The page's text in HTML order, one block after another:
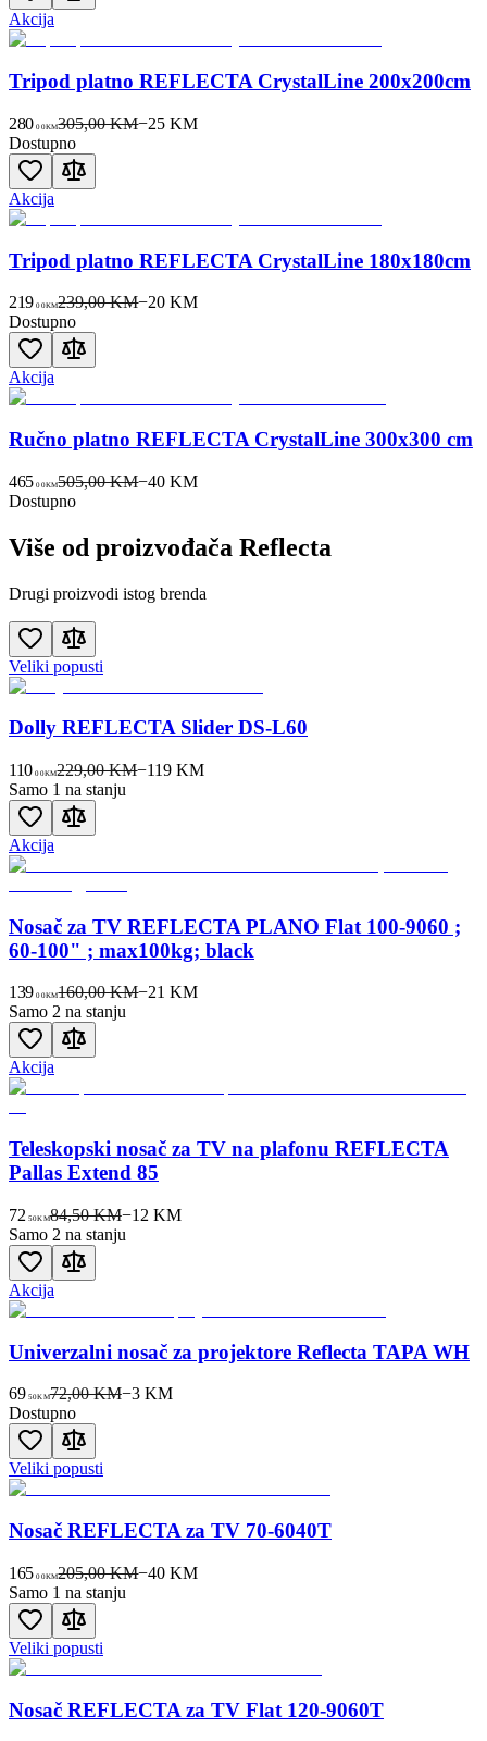
Akcija
Tripod platno REFLECTA CrystalLine 200x200cm
280 00KM305,00 KM−25 KM
Dostupno
Akcija
Tripod platno REFLECTA CrystalLine 180x180cm
219 00KM239,00 KM−20 KM
Dostupno
Akcija
Ručno platno REFLECTA CrystalLine 300x300 cm
465 00KM505,00 KM−40 KM
Dostupno
Više od proizvođača Reflecta
Drugi proizvodi istog brenda
Veliki popusti
Dolly REFLECTA Slider DS-L60
110 00KM229,00 KM−119 KM
Samo 1 na stanju
Akcija
Nosač za TV REFLECTA PLANO Flat 100-9060 ;
60-100" ; max100kg; black
139 00KM160,00 KM−21 KM
Samo 2 na stanju
Akcija
Teleskopski nosač za TV na plafonu REFLECTA
Pallas Extend 85
72 50KM84,50 KM−12 KM
Samo 2 na stanju
Akcija
Univerzalni nosač za projektore Reflecta TAPA WH
69 50KM72,00 KM−3KM
Dostupno
Veliki popusti
Nosač REFLECTA za TV 70-6040T
165 00KM205,00 KM−40 KM
Samo 1 na stanju
Veliki popusti
Nosač REFLECTA za TV Flat 120-9060T